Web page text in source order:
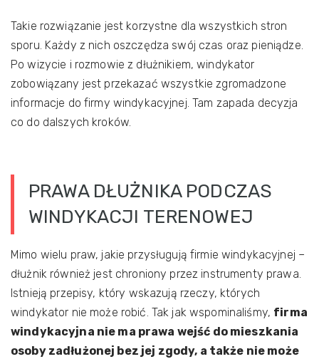
Takie rozwiązanie jest korzystne dla wszystkich stron
sporu. Każdy z nich oszczędza swój czas oraz pieniądze.
Po wizycie i rozmowie z dłużnikiem, windykator
zobowiązany jest przekazać wszystkie zgromadzone
informacje do firmy windykacyjnej. Tam zapada decyzja
co do dalszych kroków.
PRAWA DŁUŻNIKA PODCZAS
WINDYKACJI TERENOWEJ
Mimo wielu praw, jakie przysługują firmie windykacyjnej –
dłużnik również jest chroniony przez instrumenty prawa.
Istnieją przepisy, który wskazują rzeczy, których
windykator nie może robić. Tak jak wspominaliśmy, firma
windykacyjna nie ma prawa wejść do mieszkania
osoby zadłużonej bez jej zgody, a także nie może